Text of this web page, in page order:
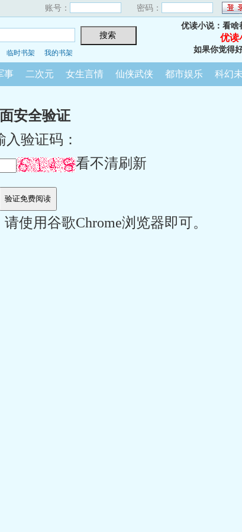
账号： 密码：
临时书架 我的书架
优读小说：看啥
优读
如果你觉得
事 二次元 女生言情 仙侠武侠 都市娱乐 科幻
安全验证
入验证码：
看不清刷新
使用谷歌Chrome浏览器即可。